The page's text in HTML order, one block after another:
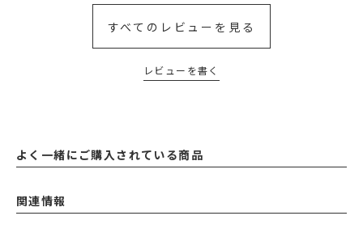
すべてのレビューを見る
レビューを書く
よく一緒にご購入されている商品
関連情報